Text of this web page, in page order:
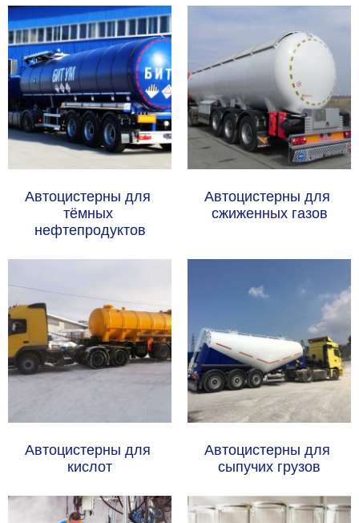
Автоцистерны для
тёмных
нефтепродуктов
Автоцистерны для
сжиженных газов
Автоцистерны для
кислот
Автоцистерны для
сыпучих грузов